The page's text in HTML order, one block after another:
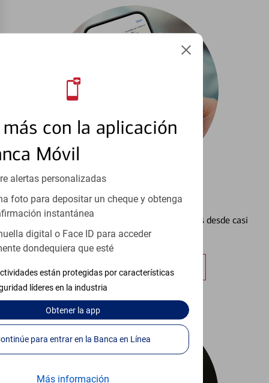
con la aplicación
Móvil
alertas personalizadas
foto para depositar un cheque y obtenga
instantánea
digital o Face ID para acceder
dondequiera que esté
están protegidas por características
líderes en la industria
Obtenerla app
Continúe para entrar en la Banca en Línea
Más información
Configurar Alertas³
Vea cómo mantener el control de sus finanzas desde casi
cualquier lugar.
Obtener más información